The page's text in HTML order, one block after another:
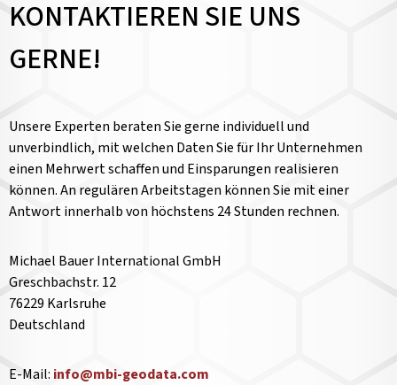
KONTAKTIEREN SIE UNS
GERNE!
Unsere Experten beraten Sie gerne individuell und
unverbindlich, mit welchen Daten Sie für Ihr Unternehmen
einen Mehrwert schaffen und Einsparungen realisieren
können. An regulären Arbeitstagen können Sie mit einer
Antwort innerhalb von höchstens 24 Stunden rechnen.
Michael Bauer International GmbH
Greschbachstr. 12
76229 Karlsruhe
Deutschland
E-Mail: info@mbi-geodata.com